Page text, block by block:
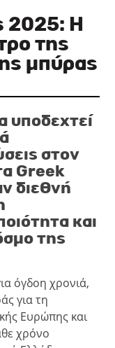
2025: Η
της
μπύρας
υποδεχτεί
στον
Greek
διεθνή
και
της
όγδοη χρονιά,
για τη
Ευρώπης και
χρόνο